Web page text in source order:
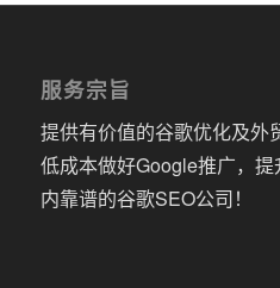
服务宗旨
提供有价值的谷歌优化及外
低成本做好Google推广，
内靠谱的谷歌SEO公司！